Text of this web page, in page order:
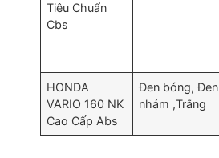
Tiêu Chuẩn
Cbs
HONDA
VARIO 160 NK
Cao Cấp Abs
Đen bóng, Đen
nhám ,Trắng